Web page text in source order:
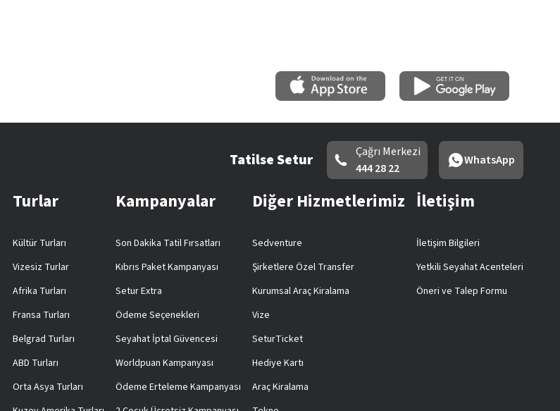
Tatilse Setur
Çağrı Merkezi
444 28 22
WhatsApp
Turlar
Kültür Turları
Vizesiz Turlar
Afrika Turları
Fransa Turları
Belgrad Turları
ABD Turları
Orta Asya Turları
Kampanyalar
Son Dakika Tatil Fırsatları
Kıbrıs Paket Kampanyası
Setur Extra
Ödeme Seçenekleri
Seyahat İptal Güvencesi
Worldpuan Kampanyası
Ödeme Erteleme Kampanyası
Diğer Hizmetlerimiz
Sedventure
Şirketlere Özel Transfer
Kurumsal Araç Kiralama
Vize
SeturTicket
Hediye Kartı
Araç Kiralama
İletişim
İletişim Bilgileri
Yetkili Seyahat Acenteleri
Öneri ve Talep Formu